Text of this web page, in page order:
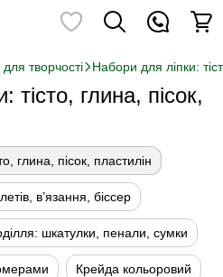
творчості Набори для ліпки:
тісто, глина, пісок,
глина, пісок, пластилін
в’язання, біссер
шкатулки, пенали, сумки
Крейда кольоровий